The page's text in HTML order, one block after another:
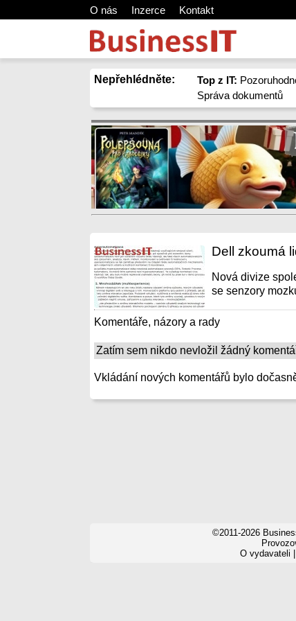
O nás Inzerce Kontakt
Nepřehlédněte: Top z IT:
Správa dokumentů
Dell zkoumá
Nová divize
se senzory
Komentáře, názory a rady
Zatím sem nikdo nevložil žádný
Vkládání nových komentářů bylo
©2011-2026
O vydavateli